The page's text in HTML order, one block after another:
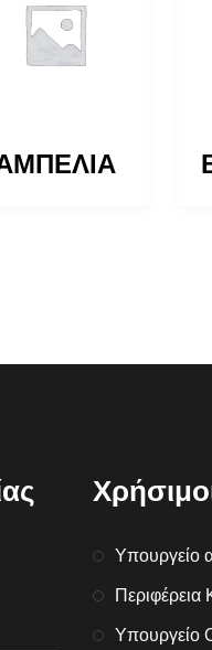
Υπουργείο
Περιφέρεια
Υπουργείο